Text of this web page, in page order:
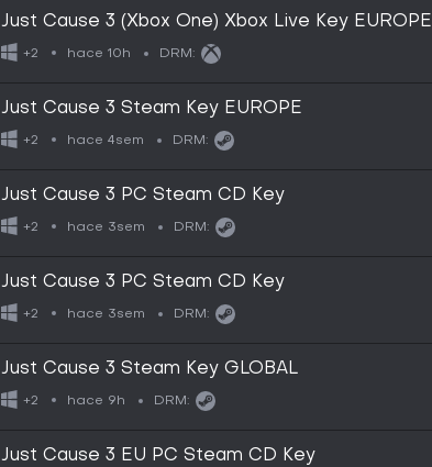
Just Cause 3 (Xbox One) Xbox Live Key EUROPE
+2 hace 10h DRM:
Just Cause 3 Steam Key EUROPE
+2 hace 4sem DRM:
Just Cause 3 PC Steam CD Key
+2 hace 3sem DRM:
Just Cause 3 PC Steam CD Key
+2 hace 3sem DRM:
Just Cause 3 Steam Key GLOBAL
+2 hace 9h DRM:
Just Cause 3 EU PC Steam CD Key